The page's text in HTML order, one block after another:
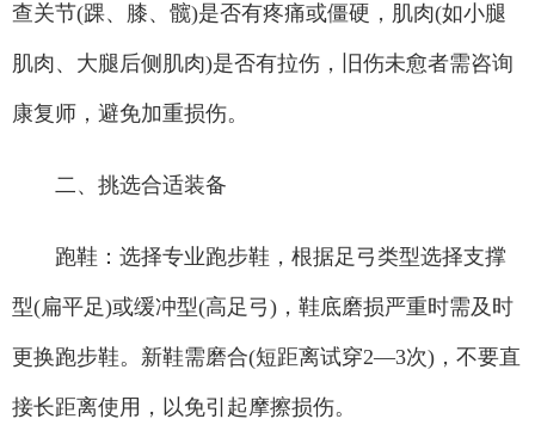
查关节(踝、膝、髋)是否有疼痛或僵硬，肌肉(如小腿
肌肉、大腿后侧肌肉)是否有拉伤，旧伤未愈者需咨询
康复师，避免加重损伤。
二、挑选合适装备
跑鞋：选择专业跑步鞋，根据足弓类型选择支撑
型(扁平足)或缓冲型(高足弓)，鞋底磨损严重时需及时
更换跑步鞋。新鞋需磨合(短距离试穿2—3次)，不要直
接长距离使用，以免引起摩擦损伤。